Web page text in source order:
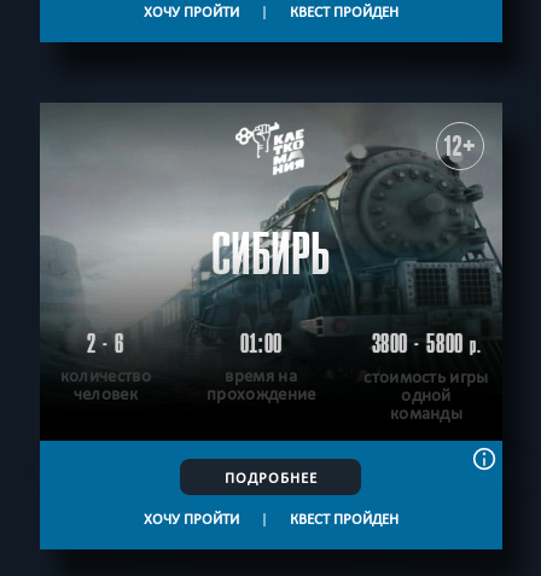
ХОЧУ ПРОЙТИ | КВЕСТ ПРОЙДЕН
12+
СИБИРЬ
2 - 6
количество
человек
01:00
время на
прохождение
3800 - 5800р.
стоимость игры
одной
команды
ПОДРОБНЕЕ
ХОЧУ ПРОЙТИ | КВЕСТ ПРОЙДЕН